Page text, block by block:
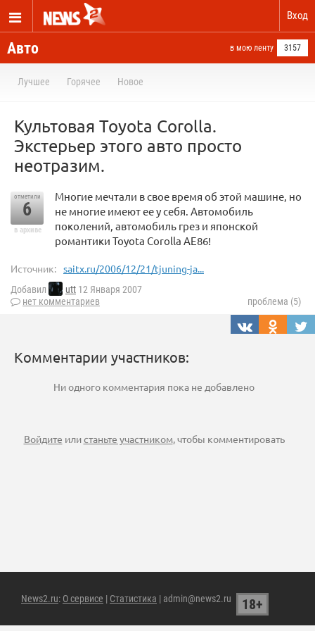
Вход
Авто в мою ленту 3157
Лучшее Горячее Новое
Культовая Toyota Corolla.
Экстерьер этого авто просто
неотразим.
отметили
6
в архиве
Многие мечтали в свое время об этой машине, но
не многие имеют ее у себя. Автомобиль
поколений, автомобиль грез и японской
романтики Toyota Corolla AE86!
Источник: saitx.ru/2006/12/21/tjuning-ja...
Добавил utt 12 Января 2007
нет комментариев
проблема (5)
Комментарии участников:
Ни одного комментария пока не добавлено
Войдите илистаньте участником, чтобы комментировать
News2.ru: О сервисе | Статистика | admin@news2.ru 18+